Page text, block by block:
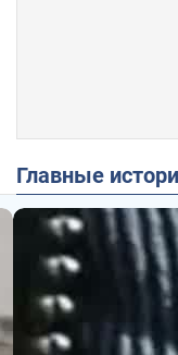
Главные